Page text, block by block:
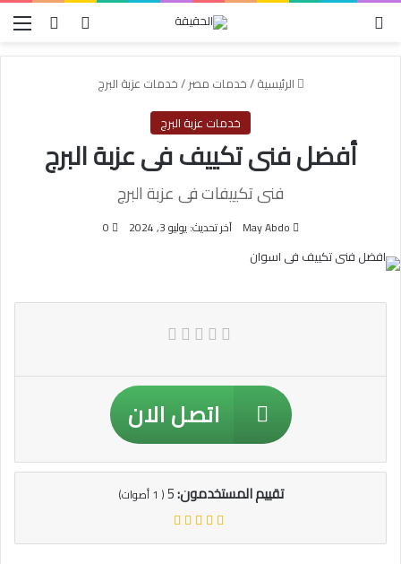
بحث عنتسجيل
الرئيسية/خدمات مصر/خدمات عزبة البرج
خدمات عزبة البرج
أفضل فنى تكييف فى عزبة البرج
فنى تكييفات فى عزبة البرج
May Abdo آخر تحديث: يوليو 3, 2024 0
اتصل الان
تقييم المستخدمون:5
(
1أصوات)